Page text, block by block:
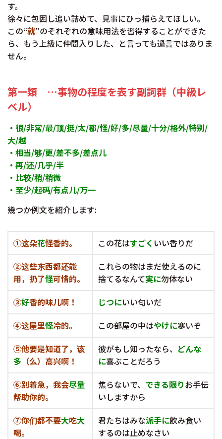
す。
徐々に包囲し追い詰めて、見事にひっ捕らえてほしい。
この“就”のそれぞれの意味用法を習得することができた
ら、もう上級に仲間入りした、と言っても過言ではありま
せん。
第一類 …事物の程度を表す副詞群（中級レ
ベル）
・很/非常/最/顶/挺/太/都/怪/好/多/尽量/十分/格外/特别/
大/越
・相当/够/更/差不多/差点儿
・再/还/几乎/半
・比较/稍/稍微
・至少/起码/有点儿/万一
幾つか例文を紹介します:
①这朵花怪香的。 この花はすごく いい香りだ
②这些东西都还能
用，扔了怪可惜的。
これらの物はまだ使えるのに
捨てるなんて実に勿体ない
③好香的味儿啊！ じつにいい匂いだ
④这屋里怪冷的。 この部屋の中はやけに寒いぞ
⑤他要是知道了，该
多 （么）高兴啊！
彼がもし知ったなら、 どんな
に喜ぶことだろう
⑥别着急，我会尽量
帮助你的。
焦らないで、 できる限りお手伝
いしますから
⑦你们都不要大吃大
喝。
君たちはみな派手に飲み食い
するのは止めなさい